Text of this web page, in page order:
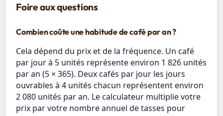
Foire aux questions
Combien coûte une habitude de café par an ?
Cela dépend du prix et de la fréquence. Un café
par jour à 5 unités représente environ 1 826 unités
par an (5 × 365). Deux cafés par jour les jours
ouvrables à 4 unités chacun représentent environ
2 080 unités par an. Le calculateur multiplie votre
prix par votre nombre annuel de tasses pour